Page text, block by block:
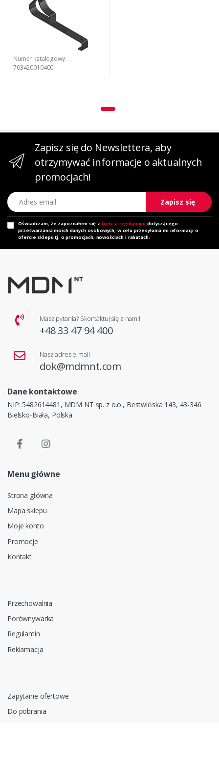
Numer katalogowy:
703420010400
Zapisz się do Newslettera, aby
otrzymywać informacje o aktualnych
promocjach!
Adres email
Zapisz się
Oświadczam, że zapoznałem się z treścią regulaminu dotyczącego
przetwarzania moich danych osobowych, w celu przesyłania mi informacji o
ofercie sklepu tj. o promocjach, nowościach i rabatach.
Masz pytania? Skontaktuj się z nami!
+48 33 47 94 400
Nasz adres e-mail
dok@mdmnt.com
Dane kontaktowe
NIP: 5482614481, MDM NT sp. z o.o., Bestwińska 143, 43-346
Bielsko-Biała, Polska
Menu główne
Strona główna
Mapa sklepu
Moje konto
Promocje
Kontakt
Przechowalnia
Porównywarka
Regulamin
Reklamacja
Zapytanie ofertowe
Do pobrania